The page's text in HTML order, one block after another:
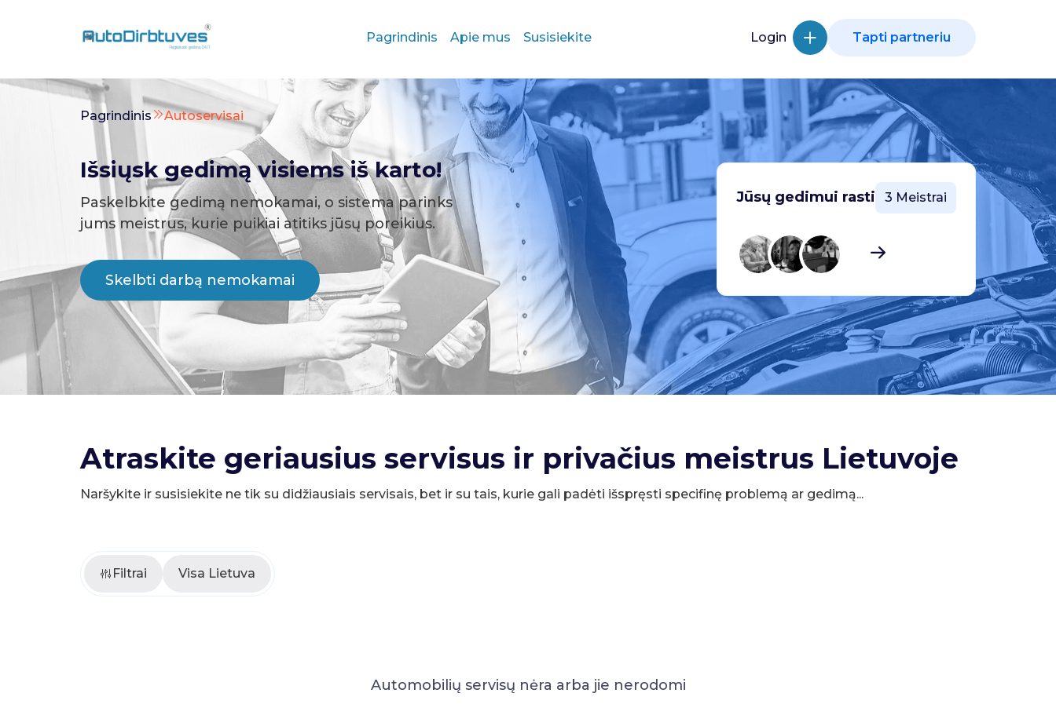
Pagrindinis Apie mus Susisiekite Login Tapti partneriu
Pagrindinis Autoservisai
Išsiųsk gedimą visiems iš karto!
Paskelbkite gedimą nemokamai, o sistema parinks
jums meistrus, kurie puikiai atitiks jūsų poreikius.
Skelbti darbą nemokamai
Jūsų gedimui rasti 3 Meistrai
Atraskite geriausius servisus ir privačius meistrus Lietuvoje
Naršykite ir susisiekite ne tik su didžiausiais servisais, bet ir su tais, kurie gali padėti išspręsti specifinę problemą ar gedimą...
Filtrai Visa Lietuva
Automobilių servisų nėra arba jie nerodomi